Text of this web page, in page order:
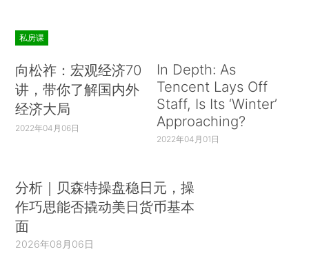
私房课
向松祚：宏观经济70
讲，带你了解国内外
经济大局
2022年04月06日
In Depth: As
Tencent Lays Off
Staff, Is Its ‘Winter’
Approaching?
2022年04月01日
分析｜贝森特操盘稳日元，操
作巧思能否撬动美日货币基本
面
2026年08月06日